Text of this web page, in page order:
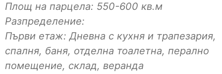
Площ на парцела: 550-600 кв.м
Разпределение:
Първи етаж: Дневна с кухня и трапезария,
спалня, баня, отделна тоалетна, перално
помещение, склад, веранда